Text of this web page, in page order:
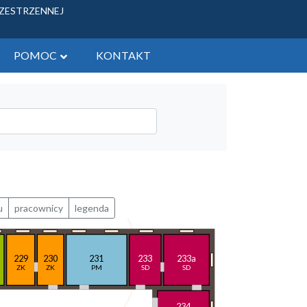
POMOC KONTAKT
pracownicy legenda
229
ZK
231
PM
233
SD
233a
SD
230
ZK